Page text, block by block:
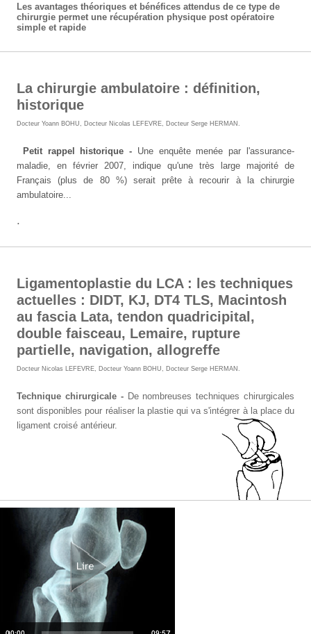
Les avantages théoriques et bénéfices attendus de ce type de
chirurgie permet une récupération physique post opératoire
simple et rapide
La chirurgie ambulatoire : définition,
historique
Docteur Yoann BOHU Docteur Nicolas LEFEVRE Docteur Serge HERMAN
Petit rappel historique - Une enquête menée par l'assurance-
maladie, en février 2007, indique qu'une très large majorité de
Français (plus de 80 %) serait prête à recourir à la chirurgie
ambulatoire...
.
Ligamentoplastie du LCA : les techniques
actuelles : DIDT, KJ, DT4 TLS, Macintosh
au fascia Lata, tendon quadricipital,
double faisceau, Lemaire, rupture
partielle, navigation, allogreffe
Docteur Nicolas LEFEVRE, Docteur Yoann BOHU, Docteur Serge HERMAN .
Technique chirurgicale -De nombreuses techniques chirurgicales
sont disponibles pour réaliser la plastie qui va s'intégrer à la place du
ligament croisé antérieur.